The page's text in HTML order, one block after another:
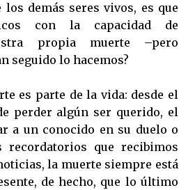
demás seres vivos, es que
con la capacidad de
propia muerte –pero
seguido lo hacemos?
es parte de la vida: desde el
perder algún ser querido, el
a un conocido en su duelo o
recordatorios que recibimos
la muerte siempre está
de hecho, que lo último